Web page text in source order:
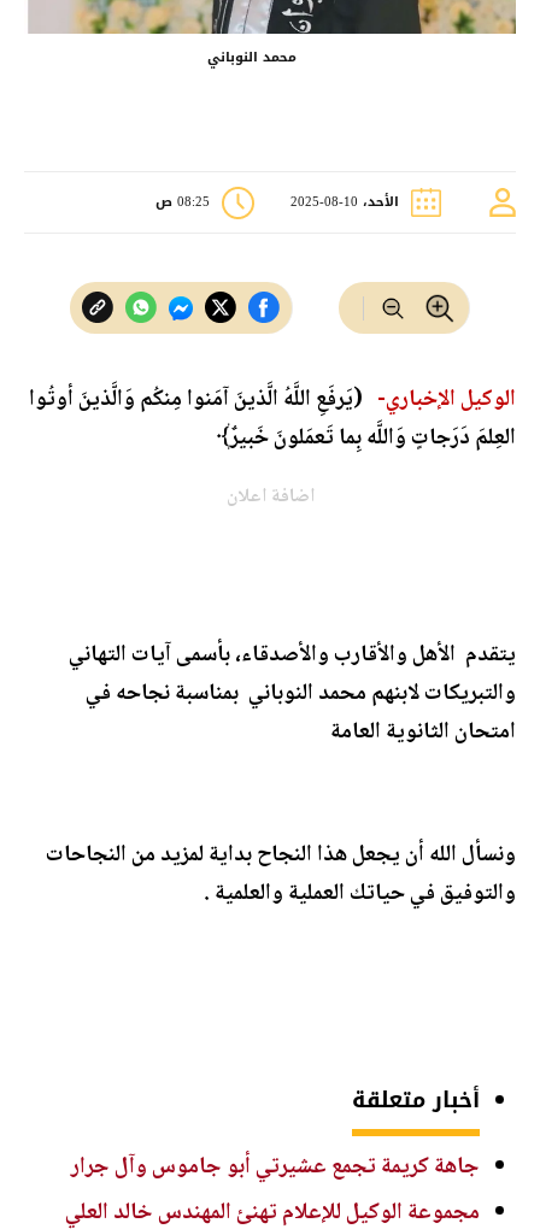
محمد النوباني
الأحد، 10-08-2025 08:25 ص
الوكيل الإخباري- (يَرفَعِ اللَّهُ الَّذينَ آمَنوا مِنكُم وَالَّذينَ أوتُوا
العِلمَ دَرَجاتٍ وَاللَّه بِما تَعمَلونَ خَبيرٌ﴾
اضافة اعلان
يتقدم الأهل والأقارب والأصدقاء، بأسمى آيات التهاني
والتبريكات لابنهم محمد النوباني بمناسبة نجاحه في
امتحان الثانوية العامة
ونسأل الله أن يجعل هذا النجاح بداية لمزيد من النجاحات
والتوفيق في حياتك العملية والعلمية .
أخبار متعلقة
جاهة كريمة تجمع عشيرتي أبو جاموس وآل جرار
مجموعة الوكيل للإعلام تهنئ المهندس خالد العلي